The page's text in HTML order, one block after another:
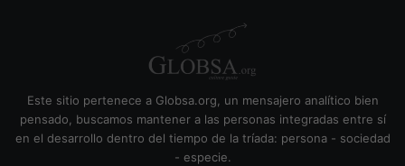
Este sitio pertenece a Globsa.org, un mensajero analítico bien
pensado, buscamos mantener a las personas integradas entre sí
en el desarrollo dentro del tiempo de la tríada: persona - sociedad
- especie.